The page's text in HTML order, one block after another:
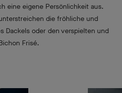
eine eigene Persönlichkeit aus.
die fröhliche und
Dackels oder den verspielten und
Frisé.